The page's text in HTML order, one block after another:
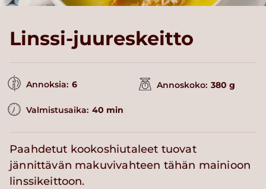
Linssi-juureskeitto
Annoksia: 6 Annoskoko: 380 g
Valmistusaika: 40 min
Paahdetut kookoshiutaleet tuovat
jännittävän makuvivahteen tähän mainioon
linssikeittoon.